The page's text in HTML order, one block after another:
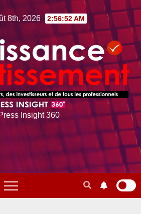
8th, 2026 2:56:53 AM
Insight 360